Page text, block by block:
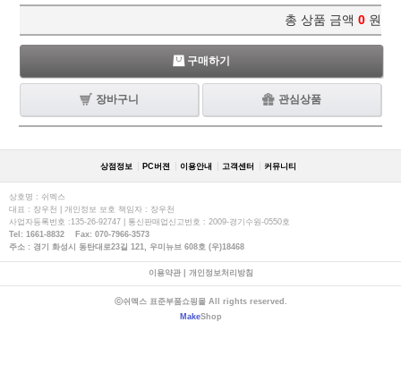
총 상품 금액 0 원
구매하기
장바구니 관심상품
상점정보 PC버젼 이용안내 고객센터 커뮤니티
상호명 : 쉬멕스
대표 : 장우천 | 개인정보 보호 책임자 : 장우천
사업자등록번호 :135-26-92747 | 통신판매업신고번호 : 2009-경기수원-0550호
Tel: 1661-8832 Fax: 070-7966-3573
주소 : 경기 화성시 동탄대로23길 121, 우미뉴브 608호 (우)18468
이용약관| 개인정보처리방침
ⓒ쉬멕스 표준부품쇼핑몰 All rights reserved.
MakeShop